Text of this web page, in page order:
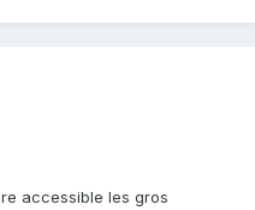
accessible les gros